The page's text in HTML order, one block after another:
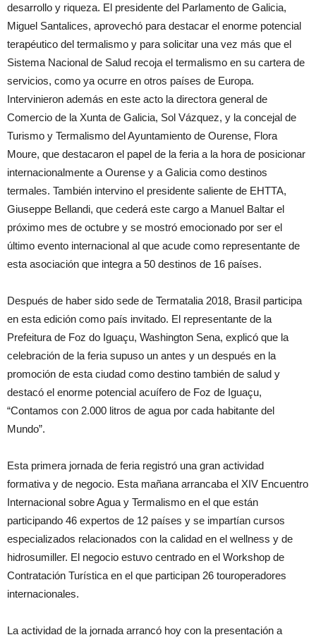
desarrollo y riqueza. El presidente del Parlamento de Galicia,
Miguel Santalices, aprovechó para destacar el enorme potencial
terapéutico del termalismo y para solicitar una vez más que el
Sistema Nacional de Salud recoja el termalismo en su cartera de
servicios, como ya ocurre en otros países de Europa.
Intervinieron además en este acto la directora general de
Comercio de la Xunta de Galicia, Sol Vázquez, y la concejal de
Turismo y Termalismo del Ayuntamiento de Ourense, Flora
Moure, que destacaron el papel de la feria a la hora de posicionar
internacionalmente a Ourense y a Galicia como destinos
termales. También intervino el presidente saliente de EHTTA,
Giuseppe Bellandi, que cederá este cargo a Manuel Baltar el
próximo mes de octubre y se mostró emocionado por ser el
último evento internacional al que acude como representante de
esta asociación que integra a 50 destinos de 16 países.
Después de haber sido sede de Termatalia 2018, Brasil participa
en esta edición como país invitado. El representante de la
Prefeitura de Foz do Iguaçu, Washington Sena, explicó que la
celebración de la feria supuso un antes y un después en la
promoción de esta ciudad como destino también de salud y
destacó el enorme potencial acuífero de Foz de Iguaçu,
“Contamos con 2.000 litros de agua por cada habitante del
Mundo”.
Esta primera jornada de feria registró una gran actividad
formativa y de negocio. Esta mañana arrancaba el XIV Encuentro
Internacional sobre Agua y Termalismo en el que están
participando 46 expertos de 12 países y se impartían cursos
especializados relacionados con la calidad en el wellness y de
hidrosumiller. El negocio estuvo centrado en el Workshop de
Contratación Turística en el que participan 26 touroperadores
internacionales.
La actividad de la jornada arrancó hoy con la presentación a